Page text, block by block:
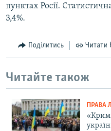
пунктах Росії.
3,4%.
Поділитись Читати
Читайте також
ПРАВА
«Крим